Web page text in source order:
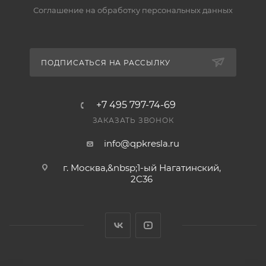
— в разделе «Гарантия и возврат».
Соглашение на обработку персональных данных
ПОДПИСАТЬСЯ НА РАССЫЛКУ
+7 495 797-74-69
ЗАКАЗАТЬ ЗВОНОК
info@qpkresla.ru
г. Москва,&nbsp;1-ый Нагатинский,
2C36